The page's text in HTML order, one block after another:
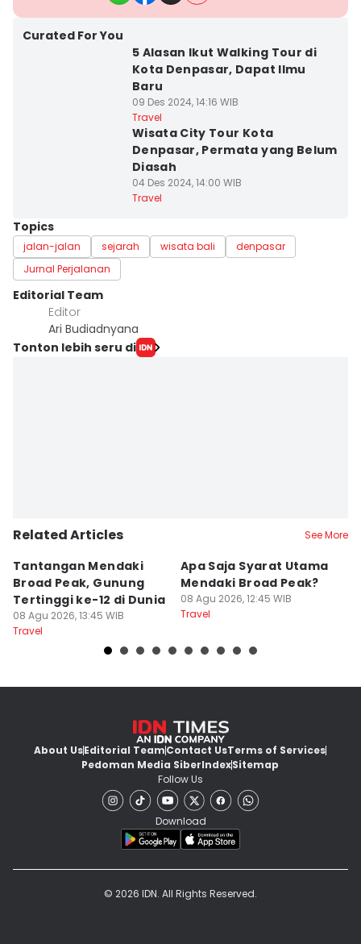
Curated For You
5 Alasan Ikut Walking Tour di
Kota Denpasar, Dapat Ilmu
Baru
09 Des 2024, 14:16 WIB
Travel
Wisata City Tour Kota
Denpasar, Permata yang Belum
Diasah
04 Des 2024, 14:00 WIB
Travel
Topics
jalan-jalan sejarah wisata bali
denpasar
Jurnal Perjalanan
Editorial Team
Editor
Ari Budiadnyana
Tonton lebih seru di
Related Articles See More
Tantangan Mendaki
Broad Peak, Gunung
Tertinggi ke-12 di Dunia
08 Agu 2026, 13:45 WIB
Travel
Apa Saja Syarat Utama
Mendaki Broad Peak?
08 Agu 2026, 12:45 WIB
Travel
About UsEditorial TeamContact UsTerms of Services
Pedoman Media SiberIndexSitemap
Follow Us
Download
© 2026 IDN. All Rights Reserved.